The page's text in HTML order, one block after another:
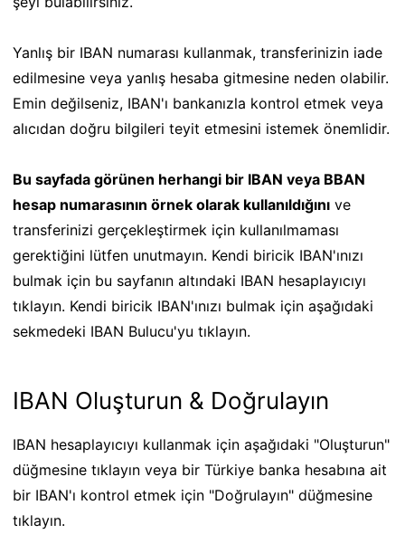
Yanlış bir IBAN numarası kullanmak, transferinizin iade
edilmesine veya yanlış hesaba gitmesine neden olabilir.
Emin değilseniz, IBAN'ı bankanızla kontrol etmek veya
alıcıdan doğru bilgileri teyit etmesini istemek önemlidir.
Bu sayfada görünen herhangi bir IBAN veya BBAN
hesap numarasının örnek olarak kullanıldığını ve
transferinizi gerçekleştirmek için kullanılmaması
gerektiğini lütfen unutmayın. Kendi biricik IBAN'ınızı
bulmak için bu sayfanın altındaki IBAN hesaplayıcıyı
tıklayın. Kendi biricik IBAN'ınızı bulmak için aşağıdaki
sekmedeki IBAN Bulucu'yu tıklayın.
IBAN Oluşturun & Doğrulayın
IBAN hesaplayıcıyı kullanmak için aşağıdaki "Oluşturun"
düğmesine tıklayın veya bir Türkiye banka hesabına ait
bir IBAN'ı kontrol etmek için "Doğrulayın" düğmesine
tıklayın.